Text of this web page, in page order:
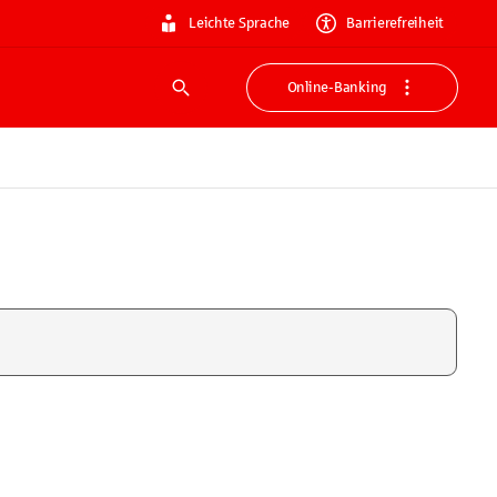
Leichte Sprache Barrierefreiheit
Suche
Online-Banking